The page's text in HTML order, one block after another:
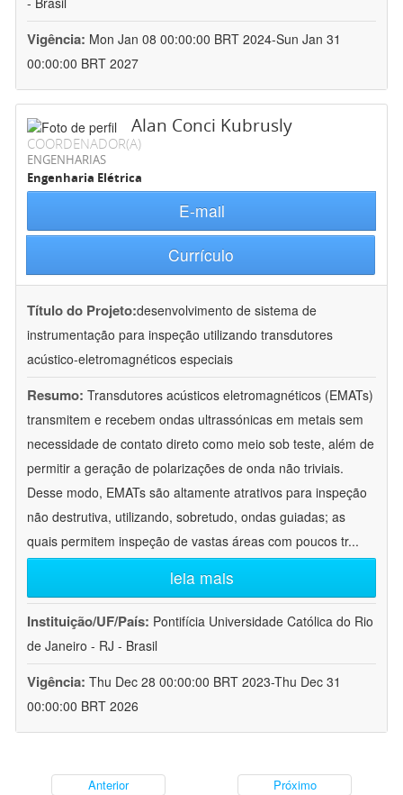
Vigência: Mon Jan 08 00:00:00 BRT 2024-Sun Jan 31
00:00:00 BRT 2027
Alan Conci Kubrusly
COORDENADOR(A)
ENGENHARIAS
Engenharia Elétrica
E-mail
Currículo
Título do Projeto:desenvolvimento de sistema de
instrumentação para inspeção utilizando transdutores
acústico-eletromagnéticos especiais
Resumo: Transdutores acústicos eletromagnéticos (EMATs)
transmitem e recebem ondas ultrassónicas em metais sem
necessidade de contato direto como meio sob teste, além de
permitir a geração de polarizações de onda não triviais.
Desse modo, EMATs são altamente atrativos para inspeção
não destrutiva, utilizando, sobretudo, ondas guiadas; as
quais permitem inspeção de vastas áreas com poucos tr...
leia mais
Instituição/UF/País: Pontifícia Universidade Católica do Rio
de Janeiro - RJ - Brasil
Vigência: Thu Dec 28 00:00:00 BRT 2023-Thu Dec 31
00:00:00 BRT 2026
Anterior Próximo